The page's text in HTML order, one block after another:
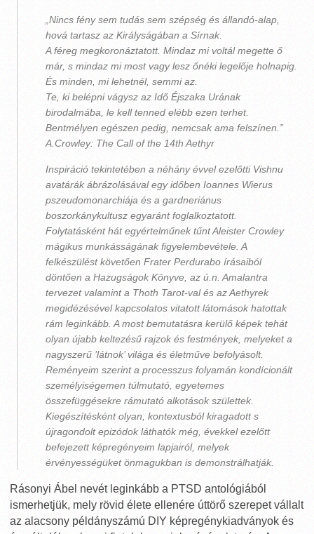
Nincs fény sem tudás sem szépség és állandó-alap,
hová tartasz az Királyságában a Sírnak.
A féreg megkoronáztatott. Mindaz mi voltál megette ő
már, s mindaz mi most vagy lesz őnéki legelője holnapig.
És minden, mi lehetnél, semmi az.
Te, ki belépni vágysz az Idő Éjszaka Urának
birodalmába, le kell tenned elébb ezen terhet.
Bentmélyen egészen pedig, nemcsak ama felszínen. ”
A.Crowley: The Call of the 14th Aethyr
Inspiráció tekintetében a néhány évvel ezelőtti Vishnu
avatárák ábrázolásával egy időben Ioannes Wierus
pszeudomonarchiája és a gardneriánus
boszorkánykultusz egyaránt foglalkoztatott.
Folytatásként hát egyértelműnek tűnt Aleister Crowley
mágikus munkásságának figyelembevétele. A
felkészülést követően Frater Perdurabo írásaiból
döntően a Hazugságok Könyve, az ú.n. Amalantra
tervezet valamint a Thoth Tarot-val és az Aethyrek
megidézésével kapcsolatos vitatott látomások hatottak
rám leginkább. A most bemutatásra kerülő képek tehát
olyan újabb keltezésű rajzok és festmények, melyeket a
nagyszerű ’látnok’ világa és életműve befolyásolt.
Reményeim szerint a processzus folyamán kondícionált
személyiségemen túlmutató, egyetemes
összefüggésekre rámutató alkotások születtek.
Kiegészítésként olyan, kontextusból kiragadott s
újragondolt epizódok láthatók még, évekkel ezelőtt
befejezett képregényeim lapjairól, melyek
érvényességüket önmagukban is demonstrálhatják.
Rásonyi Ábel nevét leginkább a PTSD antológiából
ismerhetjük, mely rövid élete ellenére úttörő szerepet vállalt
az alacsony példányszámú DIY képregénykiadványok és